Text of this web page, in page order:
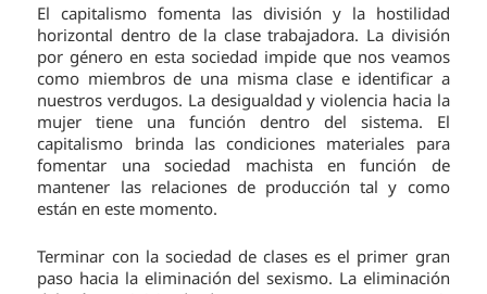
El capitalismo fomenta las división y la hostilidad
horizontal dentro de la clase trabajadora. La división
por género en esta sociedad impide que nos veamos
como miembros de una misma clase e identificar a
nuestros verdugos. La desigualdad y violencia hacia la
mujer tiene una función dentro del sistema. El
capitalismo brinda las condiciones materiales para
fomentar una sociedad machista en función de
mantener las relaciones de producción tal y como
están en este momento.
Terminar con la sociedad de clases es el primer gran
paso hacia la eliminación del sexismo. La eliminación